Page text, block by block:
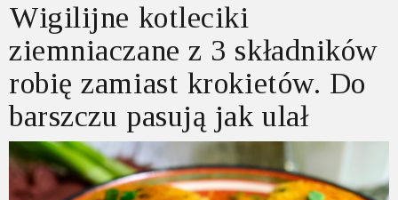
Wigilijne kotleciki
ziemniaczane z 3 składników
robię zamiast krokietów. Do
barszczu pasują jak ulał